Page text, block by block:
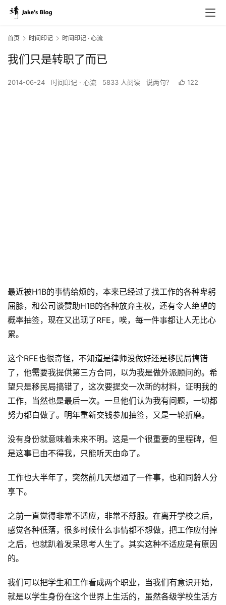
首页 时间印记 时间印记 · 心流
我们只是转职了而已
2014-06-24 时间印记 · 心流 5833 人阅读 说两句？ 122
最近被H1B的事情给烦的，本来已经过了找工作的各种卑躬
屈膝，和公司谈赞助H1B的各种放弃主权，还有令人绝望的
概率抽签，现在又出现了RFE，唉，每一件事都让人无比心
累。
这个RFE也很奇怪，不知道是律师没做好还是移民局搞错
了，他需要我提供第三方合同，以为我是做外派顾问的。希
望只是移民局搞错了，这次要提交一次新的材料，证明我的
工作，当然也是最后一次。一旦他们认为我有问题，一切都
努力都白做了。明年重新交钱参加抽签，又是一轮折磨。
没有身份就意味着未来不明。这是一个很重要的里程碑，但
是这事已由不得我，只能听天由命了。
工作也大半年了，突然前几天想通了一件事，也和同龄人分
享下。
之前一直觉得非常不适应，非常不舒服。在离开学校之后，
感觉各种低落，很多时候什么事情都不想做，把工作应付掉
之后，也就趴着发呆思考人生了。其实这种不适应是有原因
的。
我们可以把学生和工作看成两个职业，当我们有意识开始，
就是以学生身份在这个世界上生活的，虽然各级学校生活方